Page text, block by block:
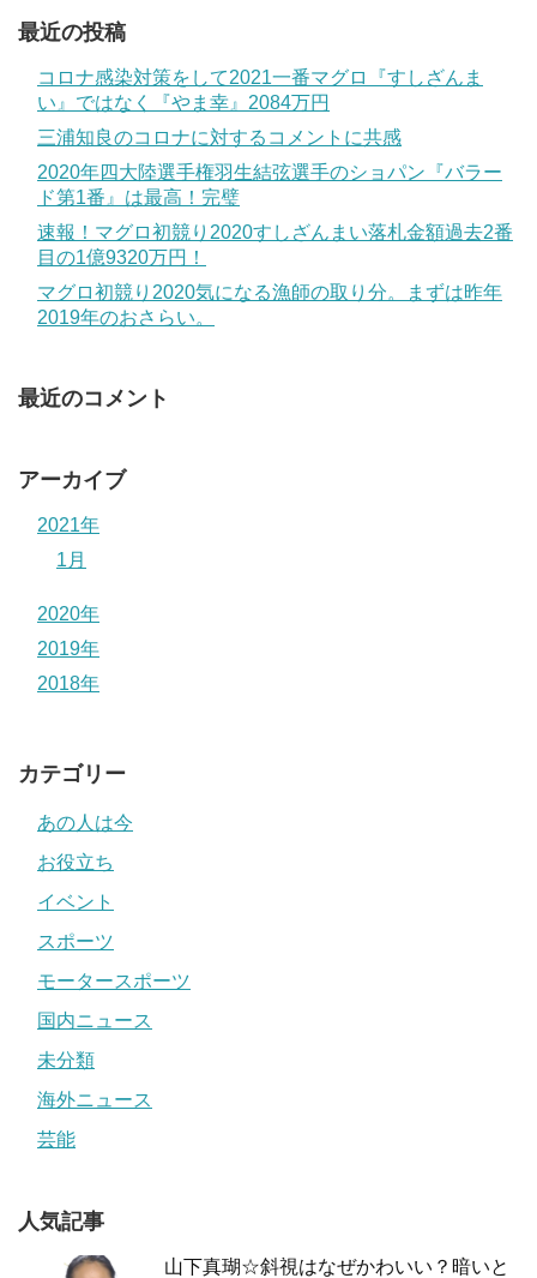
最近の投稿
コロナ感染対策をして2021一番マグロ『すしざんま
い』ではなく『やま幸』2084万円
三浦知良のコロナに対するコメントに共感
2020年四大陸選手権羽生結弦選手のショパン『バラー
ド第1番』は最高！完璧
速報！マグロ初競り2020すしざんまい落札金額過去2番
目の1億9320万円！
マグロ初競り2020気になる漁師の取り分。まずは昨年
2019年のおさらい。
最近のコメント
アーカイブ
2021年
1月
2020年
2019年
2018年
カテゴリー
あの人は今
お役立ち
イベント
スポーツ
モータースポーツ
国内ニュース
未分類
海外ニュース
芸能
人気記事
山下真瑚☆斜視はなぜかわいい？暗いと